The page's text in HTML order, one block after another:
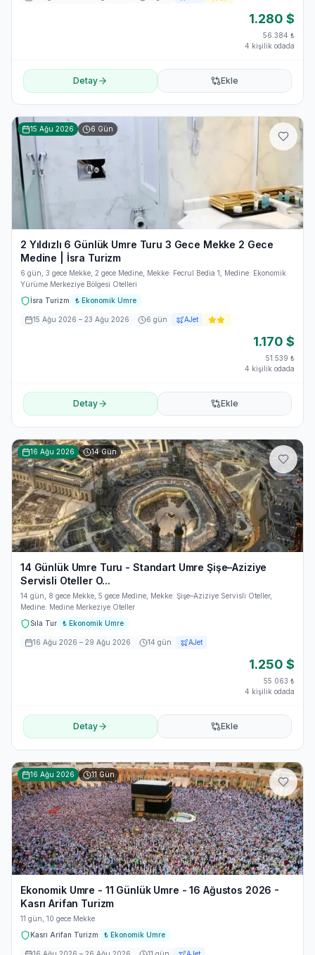
1.280 $
56.384 ₺
4 kişilik odada
Detay Ekle
15 Ağu 2026 6 Gün
2 Yıldızlı 6 Günlük Umre Turu 3 Gece Mekke 2 Gece
Medine | İsra Turizm
6 gün, 3 gece Mekke, 2 gece Medine, Mekke: Fecrul Bedia 1, Medine: Ekonomik
Yürüme Merkeziye Bölgesi Otelleri
İsra Turizm
₺ Ekonomik Umre
15 Ağu 2026 – 23 Ağu 2026 6 gün AJet
1.170 $
51.539 ₺
4 kişilik odada
Detay Ekle
16 Ağu 2026 14Gün
14 Günlük Umre Turu - Standart Umre Şişe–Aziziye
Servisli Oteller O...
14 gün, 8 gece Mekke, 5 gece Medine, Mekke: Şişe–Aziziye Servisli Oteller,
Medine: Medine Merkeziye Oteller
Sıla Tur
₺ Ekonomik Umre
16 Ağu 2026 – 29 Ağu 2026 14 gün AJet
1.250 $
55.063 ₺
4 kişilik odada
Detay Ekle
16 Ağu 2026 11Gün
Ekonomik Umre - 11 Günlük Umre - 16 Ağustos 2026 -
Kasrı Arifan Turizm
11 gün, 10 gece Mekke
Kasrı Arifan Turizm
₺ Ekonomik Umre